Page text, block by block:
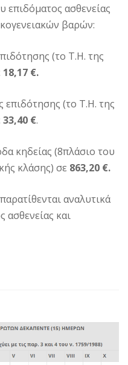
επιδόματος ασθενείας
βαρών:
(το Τ.Η. της
18,17 €.
επιδότησης (το Τ.Η. της
33,40 €.
κηδείας (8πλάσιο του
κλάσης) σε 863,20 €.
αναλυτικά
ασθενείας και